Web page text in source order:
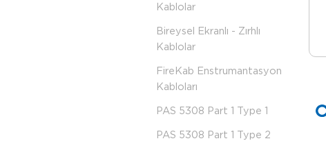
Kablolar
Bireysel Ekranlı - Zırhlı
Kablolar
FireKab Enstrumantasyon
Kabloları
PAS 5308 Part 1 Type 1
PAS 5308 Part 1 Type 2